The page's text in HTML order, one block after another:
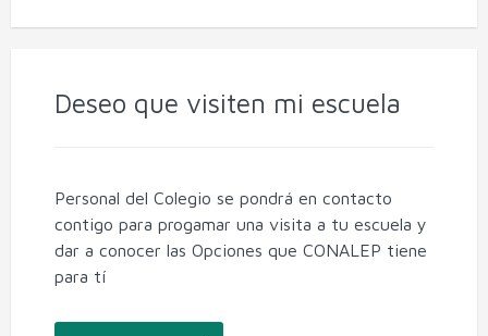
Deseo que visiten mi escuela
Personal del Colegio se pondrá en contacto
contigo para progamar una visita a tu escuela y
dar a conocer las Opciones que CONALEP tiene
para tí